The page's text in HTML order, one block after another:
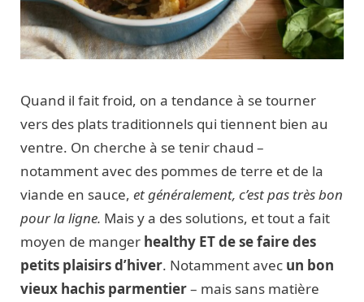
Quand il fait froid, on a tendance à se tourner
vers des plats traditionnels qui tiennent bien au
ventre. On cherche à se tenir chaud –
notamment avec des pommes de terre et de la
viande en sauce, et généralement, c’est pas très bon
pour la ligne. Mais y a des solutions, et tout a fait
moyen de manger healthy ET de se faire des
petits plaisirs d’hiver. Notamment avec un bon
vieux hachis parmentier– mais sans matière